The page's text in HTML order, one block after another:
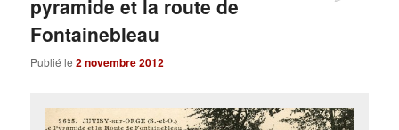
pyramide et la route de
Fontainebleau
Publié le2 novembre 2012